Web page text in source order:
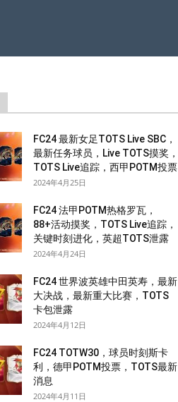
FC24 最新女足TOTS Live SBC，
最新任务球员，Live TOTS摸奖，
TOTS Live追踪，西甲POTM投票
2024年4月25日
FC24 法甲POTM热格罗瓦，
88+活动摸奖，TOTS Live追踪，
关键时刻进化，英超TOTS泄露
2024年4月24日
FC24 世界波英雄中田英寿，最新
大决战，最新重大比赛，TOTS
卡包泄露
2024年4月12日
FC24 TOTW30，球员时刻斯卡
利，德甲POTM投票，TOTS最新
消息
2024年4月11日